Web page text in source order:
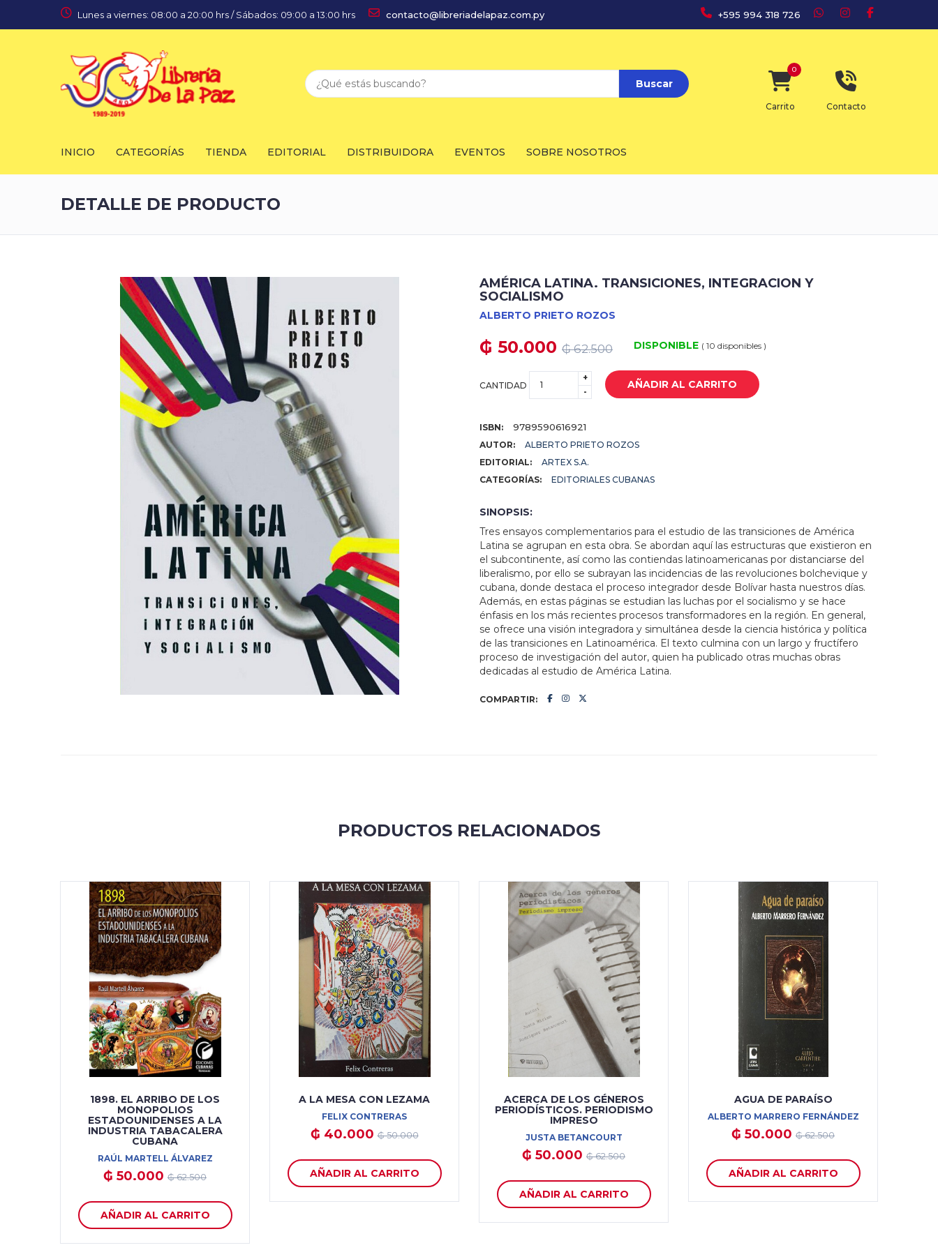
Lunes a viernes: 08:00 a 20:00 hrs / Sábados: 09:00 a 13:00 hrs contacto@libreriadelapaz.com.py +595 994 318 726
Buscar
Carrito
0
Contacto
INICIO CATEGORÍAS TIENDA EDITORIAL DISTRIBUIDORA EVENTOS SOBRE NOSOTROS
DETALLE DE PRODUCTO
AMÉRICA LATINA. TRANSICIONES, INTEGRACION Y
SOCIALISMO
ALBERTO PRIETO ROZOS
₲ 50.000 ₲ 62.500 DISPONIBLE ( 10 disponibles )
CANTIDAD
+
-
AÑADIR AL CARRITO
ISBN: 9789590616921
AUTOR:
ALBERTO PRIETO ROZOS
EDITORIAL:
ARTEX S.A.
CATEGORÍAS:
EDITORIALES CUBANAS
SINOPSIS:
Tres ensayos complementarios para el estudio de las transiciones de América
Latina se agrupan en esta obra. Se abordan aquí las estructuras que existieron en
el subcontinente, así como las contiendas latinoamericanas por distanciarse del
liberalismo, por ello se subrayan las incidencias de las revoluciones bolchevique y
cubana, donde destaca el proceso integrador desde Bolívar hasta nuestros días.
Además, en estas páginas se estudian las luchas por el socialismo y se hace
énfasis en los más recientes procesos transformadores en la región. En general,
se ofrece una visión integradora y simultánea desde la ciencia histórica y política
de las transiciones en Latinoamérica. El texto culmina con un largo y fructífero
proceso de investigación del autor, quien ha publicado otras muchas obras
dedicadas al estudio de América Latina.
COMPARTIR:
PRODUCTOS RELACIONADOS
1898. EL ARRIBO DE LOS
MONOPOLIOS
ESTADOUNIDENSES A LA
INDUSTRIA TABACALERA
CUBANA
RAÚL MARTELL ÁLVAREZ
₲ 50.000 ₲ 62.500
AÑADIR AL CARRITO
A LA MESA CON LEZAMA
FELIX CONTRERAS
₲ 40.000₲ 50.000
AÑADIR AL CARRITO
ACERCA DE LOS GÉNEROS
PERIODÍSTICOS. PERIODISMO
IMPRESO
JUSTA BETANCOURT
₲ 50.000 ₲ 62.500
AÑADIR AL CARRITO
AGUA DE PARAÍSO
ALBERTO MARRERO FERNÁNDEZ
₲ 50.000 ₲ 62.500
AÑADIR AL CARRITO